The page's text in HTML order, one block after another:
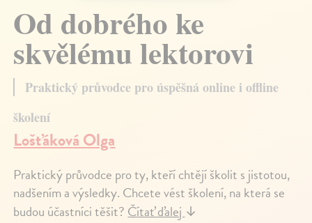
Od dobrého ke
skvělému lektorovi
Praktický průvodce pro úspěšná online i offline
školení
Lošťáková Olga
Praktický průvodce pro ty, kteří chtějí školit s jistotou,
nadšením a výsledky. Chcete vést školení, na která se
budou účastníci těšit?Čítať ďalej↓